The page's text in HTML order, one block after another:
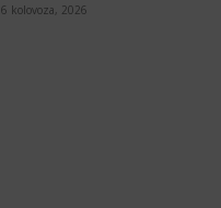
6 kolovoza, 2026